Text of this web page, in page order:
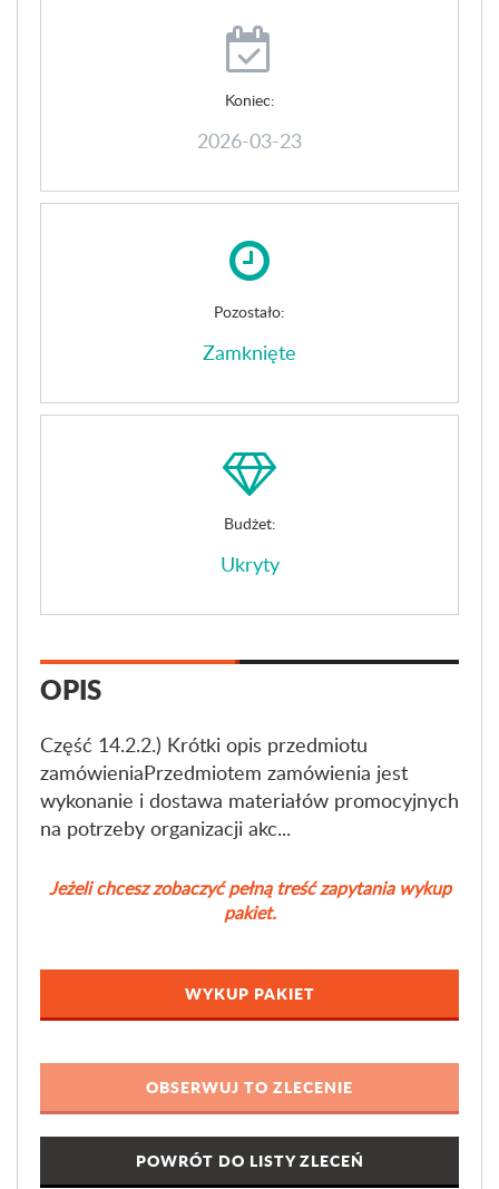
Koniec:
2026-03-23
Pozostało:
Zamknięte
Budżet:
Ukryty
OPIS
Część 14.2.2.) Krótki opis przedmiotu
zamówieniaPrzedmiotem zamówienia jest
wykonanie i dostawa materiałów promocyjnych
na potrzeby organizacji akc...
Jeżeli chcesz zobaczyć pełną treść zapytania wykup
pakiet.
WYKUP PAKIET
POWRÓT DO LISTY ZLECEŃ